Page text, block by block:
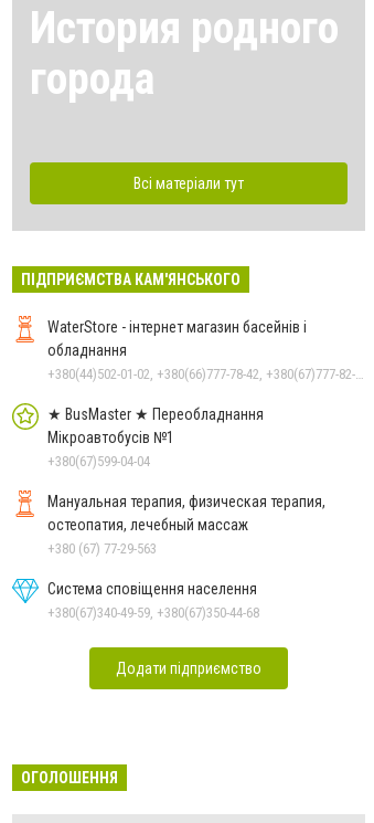
История родного
города
Всі матеріали тут
ПІДПРИЄМСТВА КАМ'ЯНСЬКОГО
WaterStore - інтернет магазин басейнів і
обладнання
★ BusMaster ★ Переобладнання
Мікроавтобусів №1
+380(67)599-04-04
Мануальная терапия, физическая терапия,
остеопатия, лечебный массаж
+380 (67) 77-29-563
Система сповіщення населення
+380(67)340-49-59, +380(67)350-44-68
Додати підприємство
ОГОЛОШЕННЯ